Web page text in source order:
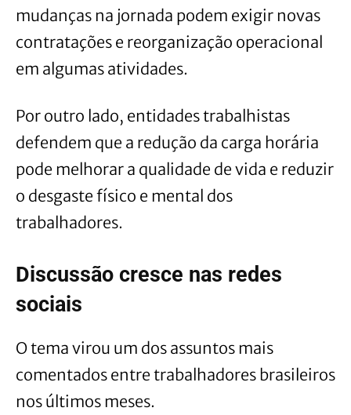
mudanças na jornada podem exigir novas
contratações e reorganização operacional
em algumas atividades.
Por outro lado, entidades trabalhistas
defendem que a redução da carga horária
pode melhorar a qualidade de vida e reduzir
o desgaste físico e mental dos
trabalhadores.
Discussão cresce nas redes
sociais
O tema virou um dos assuntos mais
comentados entre trabalhadores brasileiros
nos últimos meses.